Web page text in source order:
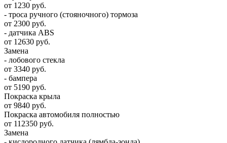
от 1230 руб.
- троса ручного (стояночного) тормоза
от 2300 руб.
- датчика ABS
от 12630 руб.
Замена
- лобового стекла
от 3340 руб.
- бампера
от 5190 руб.
Покраска крыла
от 9840 руб.
Покраска автомобиля полностью
от 112350 руб.
Замена